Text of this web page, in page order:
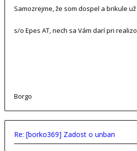
Samozrejme, že som dospel a brikule
s/o Epes AT, nech sa Vám darí pri
Borgo
Re: [borko369] Zadost o unban